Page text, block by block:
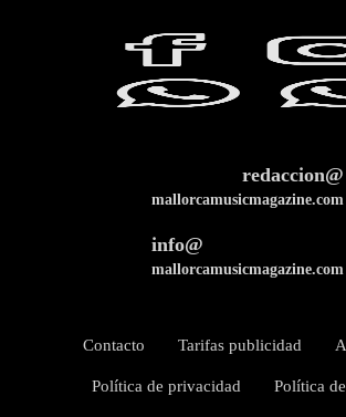
redaccion@
mallorcamusicmagazine.com
info@
mallorcamusicmagazine.com
Contacto Tarifas publicidad
Política de privacidad Política